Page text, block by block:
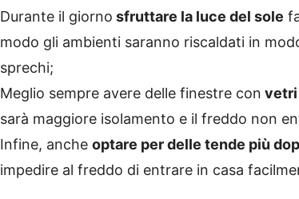
Durante il giorno sfruttare la luce del sole
modo gli ambienti saranno riscaldati in
sprechi;
Meglio sempre avere delle finestre con vetri
sarà maggiore isolamento e il freddo non
Infine, anche optare per delle tende più
impedire al freddo di entrare in casa